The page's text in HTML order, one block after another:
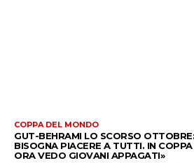
COPPA DEL MONDO
GUT-BEHRAMI LO SCORSO
BISOGNA PIACERE A TUTTI. IN
ORA VEDO GIOVANI APPAGATI»